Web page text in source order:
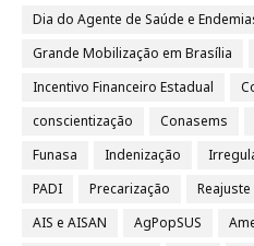
Dia do Agente de Saúde e
Grande Mobilização em Brasília
Incentivo Financeiro Estadual
conscientização
Conasems
Funasa
Indenização
PADI
Precarização
AIS e AISAN
AgPopSUS